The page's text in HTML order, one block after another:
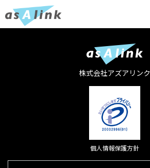
株式会社アズアリンク
個人情報保護方針